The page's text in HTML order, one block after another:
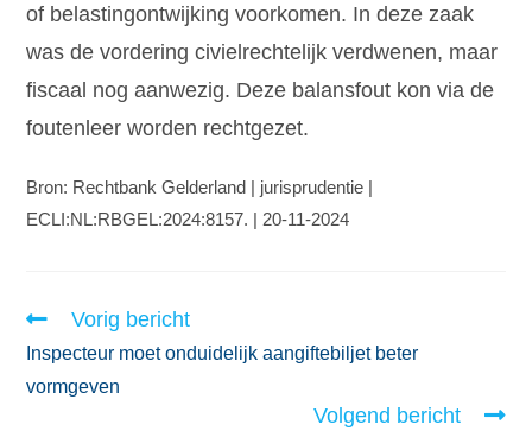
of belastingontwijking voorkomen. In deze zaak
was de vordering civielrechtelijk verdwenen, maar
fiscaal nog aanwezig. Deze balansfout kon via de
foutenleer worden rechtgezet.
Bron: Rechtbank Gelderland | jurisprudentie |
ECLI:NL:RBGEL:2024:8157. | 20-11-2024
Vorig bericht
Inspecteur moet onduidelijk aangiftebiljet beter
vormgeven
Volgend bericht